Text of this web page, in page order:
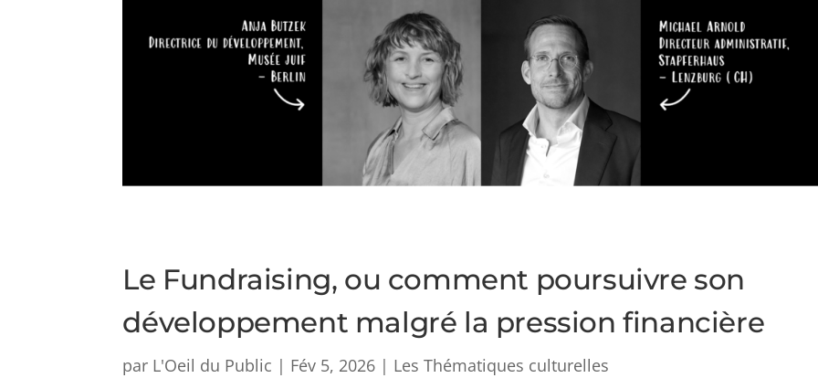
Le Fundraising, ou comment poursuivre son
développement malgré la pression financière
par L'Oeil du Public | Fév 5, 2026 | Les Thématiques culturelles